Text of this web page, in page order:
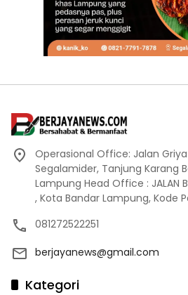
Operasional Office: Jalan Griya
Segalamider, Tanjung Karang
Lampung Head Office : JALAN
, Kota Bandar Lampung, Kode
081272522251
berjayanews@gmail.com
Kategori